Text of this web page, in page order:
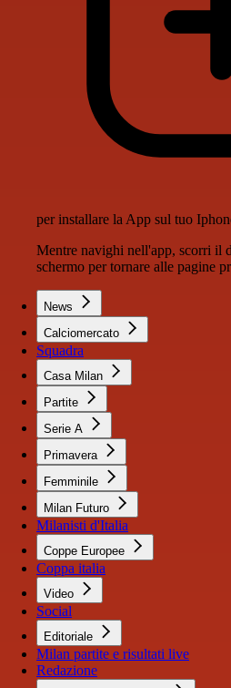
per installare la App sul tuo
Mentre navighi nell'app, scorri il
schermo per tornare alle pagine
News
Calciomercato
Squadra
Casa Milan
Partite
Serie A
Primavera
Femminile
Milan Futuro
Milanisti d'Italia
Coppe Europee
Coppa italia
Video
Social
Editoriale
Milan partite e risultati live
Redazione